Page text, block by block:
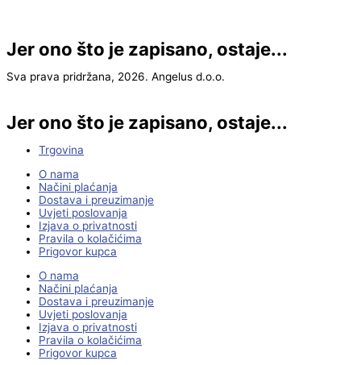
Jer ono što je zapisano, ostaje...
Sva prava pridržana, 2026. Angelus d.o.o.
Jer ono što je zapisano, ostaje...
Trgovina
O nama
Načini plaćanja
Dostava i preuzimanje
Uvjeti poslovanja
Izjava o privatnosti
Pravila o kolačićima
Prigovor kupca
O nama
Načini plaćanja
Dostava i preuzimanje
Uvjeti poslovanja
Izjava o privatnosti
Pravila o kolačićima
Prigovor kupca